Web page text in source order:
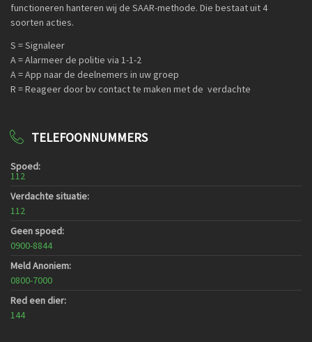
functioneren hanteren wij de SAAR-methode. Die bestaat uit 4
soorten acties.
S = Signaleer
A = Alarmeer de politie via 1-1-2
A = App naar de deelnemers in uw groep
R = Reageer door bv contact te maken met de verdachte
TELEFOONNUMMERS
Spoed:
112
Verdachte situatie:
112
Geen spoed:
0900-8844
Meld Anoniem:
0800-7000
Red een dier:
144